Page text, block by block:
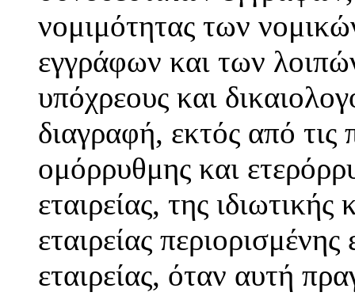
νομιμότητας των
εγγράφων και των
υπόχρεους και
διαγραφή, εκτός από τις
ομόρρυθμης και
εταιρείας, της
εταιρείας
εταιρείας, όταν αυτή